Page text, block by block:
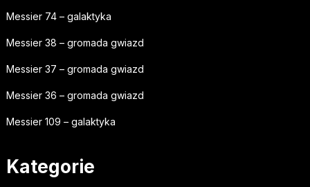
Messier 74 – galaktyka
Messier 38 – gromada gwiazd
Messier 37 – gromada gwiazd
Messier 36 – gromada gwiazd
Messier 109 – galaktyka
Kategorie